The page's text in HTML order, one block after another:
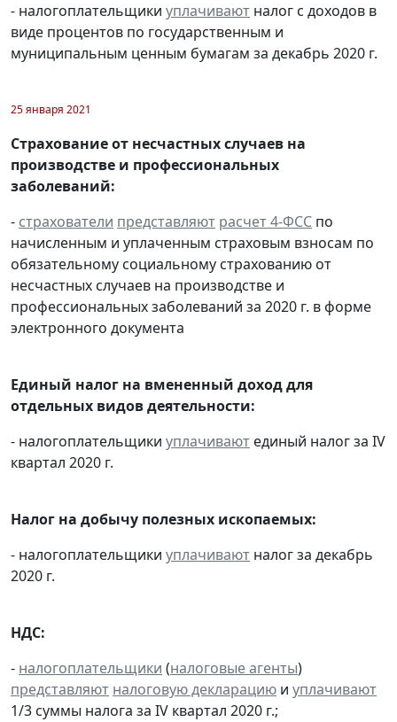
- налогоплательщики уплачивают налог с доходов в
виде процентов по государственным и
муниципальным ценным бумагам за декабрь 2020 г.
25 января 2021
Страхование от несчастных случаев на
производстве и профессиональных
заболеваний:
- страхователи представляют расчет 4-ФСС по
начисленным и уплаченным страховым взносам по
обязательному социальному страхованию от
несчастных случаев на производстве и
профессиональных заболеваний за 2020 г. в форме
электронного документа
Единый налог на вмененный доход для
отдельных видов деятельности:
- налогоплательщики уплачивают единый налог за IV
квартал 2020 г.
Налог на добычу полезных ископаемых:
- налогоплательщики уплачивают налог за декабрь
2020 г.
НДС:
- налогоплательщики (налоговые агенты)
представляют налоговую декларацию и уплачивают
1/3 суммы налога за IV квартал 2020 г.;